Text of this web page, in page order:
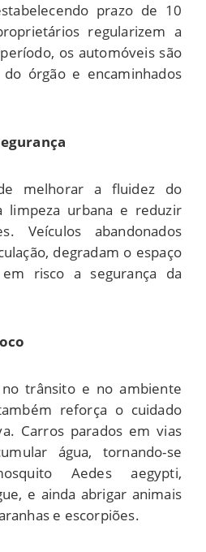
prazo de 10
regularizem a
os automóveis são
órgão e encaminhados
melhorar a fluidez do
limpeza urbana e reduzir
Veículos abandonados
degradam o espaço
risco a segurança da
trânsito e no ambiente
reforça o cuidado
Carros parados em vias
água, tornando-se
Aedes aegypti,
e ainda abrigar animais
e escorpiões.